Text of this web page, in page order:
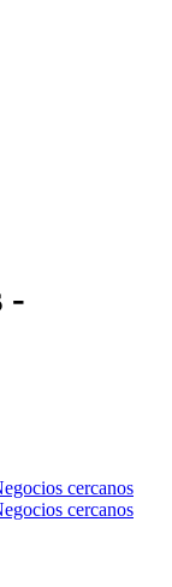
-
cercanos
cercanos